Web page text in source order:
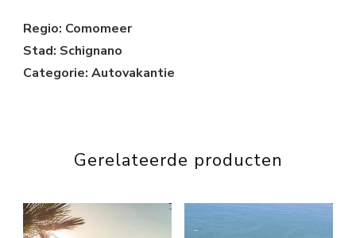
Regio: Comomeer
Stad: Schignano
Categorie: Autovakantie
Gerelateerde producten